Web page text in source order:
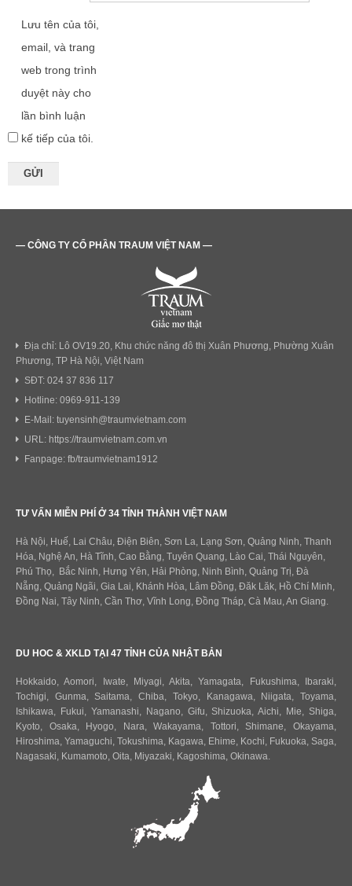
Lưu tên của tôi,
email, và trang
web trong trình
duyệt này cho
lần bình luận
kế tiếp của tôi.
— CÔNG TY CỔ PHẦN TRAUM VIỆT NAM —
Địa chỉ: Lô OV19.20, Khu chức năng đô thị Xuân Phương, Phường Xuân
Phương, TP Hà Nội, Việt Nam
SĐT: 024 37 836 117
Hotline: 0969-911-139
E-Mail: tuyensinh@traumvietnam.com
URL: https://traumvietnam.com.vn
Fanpage: fb/traumvietnam1912
TƯ VẤN MIỄN PHÍ Ở 34 TỈNH THÀNH VIỆT NAM
Hà Nội, Huế, Lai Châu, Điện Biên, Sơn La, Lạng Sơn, Quảng Ninh, Thanh
Hóa, Nghệ An, Hà Tĩnh, Cao Bằng, Tuyên Quang, Lào Cai, Thái Nguyên,
Phú Thọ, Bắc Ninh, Hưng Yên, Hải Phòng, Ninh Bình, Quảng Trị, Đà
Nẵng, Quảng Ngãi, Gia Lai, Khánh Hòa, Lâm Đồng, Đăk Lăk, Hồ Chí Minh,
Đồng Nai, Tây Ninh, Cần Thơ, Vĩnh Long, Đồng Tháp, Cà Mau, An Giang.
DU HOC & XKLD TẠI 47 TỈNH CỦA NHẬT BẢN
Hokkaido,Aomori, Iwate, Miyagi,Akita,Yamagata, Fukushima, Ibaraki,
Tochigi, Gunma, Saitama,Chiba, Tokyo, Kanagawa, Niigata,Toyama,
Ishikawa, Fukui, Yamanashi, Nagano, Gifu, Shizuoka,Aichi, Mie, Shiga,
Kyoto, Osaka, Hyogo, Nara,Wakayama, Tottori, Shimane,Okayama,
Hiroshima, Yamaguchi, Tokushima, Kagawa, Ehime, Kochi, Fukuoka, Saga,
Nagasaki, Kumamoto, Oita, Miyazaki, Kagoshima, Okinawa.